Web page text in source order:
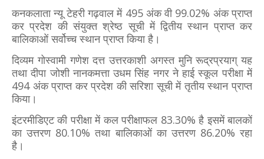
कनकलाता न्यू टेहरी गढ़वाल में 495 अंक वी 99.02% अंक प्राप्त
कर प्रदेश की संयुक्त श्रेष्ठ सूची में द्वितीय स्थान प्राप्त कर
बालिकाओं सर्वोच्च स्थान प्राप्त किया है।
दिव्यम गोस्वामी गणेश दत्त उत्तरकाशी अगस्त मुनि रूद्रप्रयाग् यह
तथा दीपा जोशी नानकमत्ता उधम सिंह नगर ने हाई स्कूल परीक्षा में
494 अंक प्राप्त कर प्रदेश की सरिशा सूची में तृतीय स्थान प्राप्त
किया।
इंटरमीडिएट की परीक्षा में कल परीक्षाफल 83.30% है इसमें बालकों
का उत्तरण 80.10% तथा बालिकाओं का उत्तरण 86.20% रहा
है।